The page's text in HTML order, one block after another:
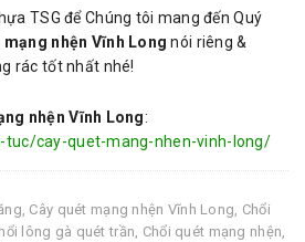
TSG để Chúng tôi mang đến Quý
nhện Vĩnh Long nói riêng &
rác tốt nhất nhé!
nhện Vĩnh Long:
cay-quet-mang-nhen-vinh-long/
, Cây quét mạng nhện Vĩnh Long, Chổi
lông gà quét trần, Chổi quét mạng nhện,